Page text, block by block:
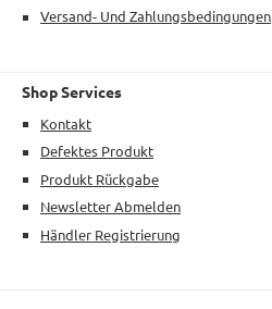
Versand- Und Zahlungsbedingungen
Shop Services
Kontakt
Defektes Produkt
Produkt Rückgabe
Newsletter Abmelden
Händler Registrierung